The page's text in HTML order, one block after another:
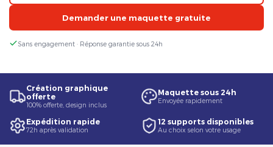
Demander une maquette gratuite
Sans engagement · Réponse garantie sous 24h
Création graphique
offerte
100% offerte, design inclus
Maquette sous 24h
Envoyée rapidement
Expédition rapide
72h après validation
12 supports disponibles
Au choix selon votre usage